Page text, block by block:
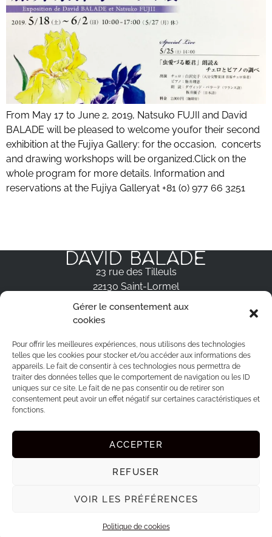
Gérer le consentement aux
cookies
Pour offrir les meilleures expériences, nous utilisons des technologies
telles que les cookies pour stocker et/ou accéder aux informations des
appareils. Le fait de consentir à ces technologies nous permettra de
traiter des données telles que le comportement de navigation ou les ID
uniques sur ce site. Le fait de ne pas consentir ou de retirer son
consentement peut avoir un effet négatif sur certaines caractéristiques et
fonctions.
ACCEPTER
REFUSER
VOIR LES PRÉFÉRENCES
Politique de cookies
From May 17 to June 2, 2019, Natsuko FUJII and David
BALADE will be pleased to welcome youfor their second
exhibition at the Fujiya Gallery: for the occasion, concerts
and drawing workshops will be organized.Click on the
whole program for more details. Information and
reservations at the Fujiya Galleryat +81 (0) 977 66 3251
23 rue des Tilleuls
22130 Saint-Lormel
Bretagne / France
+33 6 80 21 45 76
Works
Exhibitions
Publications
Collaborations
PERFORMANCE
Drawing Workshops
Mentions légales